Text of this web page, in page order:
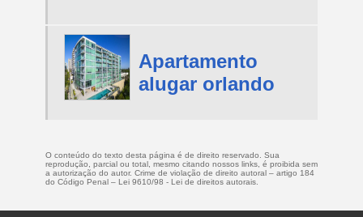
Apartamento
alugar orlando
O conteúdo do texto desta página é de direito reservado. Sua
reprodução, parcial ou total, mesmo citando nossos links, é proibida sem
a autorização do autor. Crime de violação de direito autoral – artigo 184
do Código Penal – Lei 9610/98 - Lei de direitos autorais